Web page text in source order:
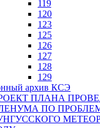
119
120
123
125
126
127
128
129
архив КСЭ
ПЛАНА
ПО